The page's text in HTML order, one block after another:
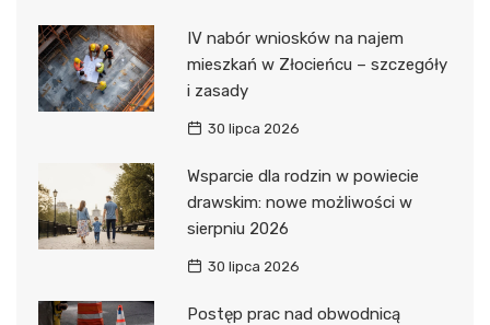
IV nabór wniosków na najem
mieszkań w Złocieńcu – szczegóły
i zasady
30 lipca 2026
Wsparcie dla rodzin w powiecie
drawskim: nowe możliwości w
sierpniu 2026
30 lipca 2026
Postęp prac nad obwodnicą